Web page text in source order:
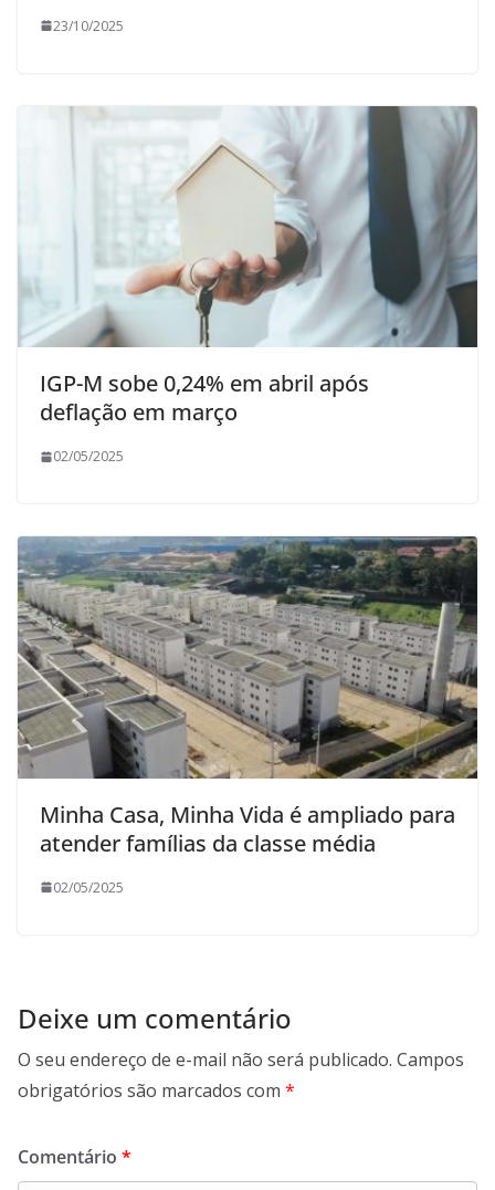
23/10/2025
IGP-M sobe 0,24% em abril após
deflação em março
02/05/2025
Minha Casa, Minha Vida é ampliado para
atender famílias da classe média
02/05/2025
Deixe um comentário
O seu endereço de e-mail não será publicado. Campos
obrigatórios são marcados com *
Comentário *